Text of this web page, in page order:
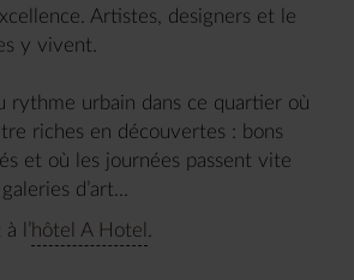
Artistes, designers et le
y vivent.
rythme urbain dans ce quartier où
riches en découvertes : bons
et où les journées passent vite
d’art...
l’hôtel A Hotel